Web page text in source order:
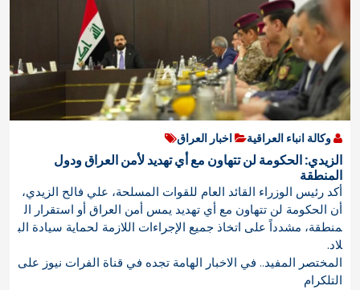
وكالة انباء العراقية اخبار العراق
الزيدي: الحكومة لن تتهاون مع أي تهديد لأمن العراق ودول
المنطقة
أكد رئيس الوزراء القائد العام للقوات المسلحة، علي فالح الزيدي،
أن الحكومة لن تتهاون مع أي تهديد يمس أمن العراق أو استقرار ال
منطقة، مشدداً على اتخاذ جميع الإجراءات اللازمة لحماية سيادة الب
لاد.
المختصر المفيد.. في الاخبار الهامة تجده في قناة الفرات نيوز على
التلكرام